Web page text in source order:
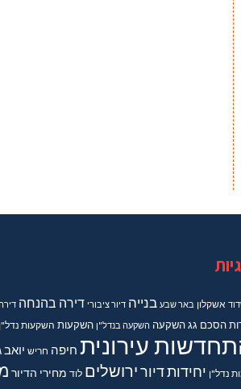
אשקלון באר שבע בנייה דיור ציבורי דירה בהנחה
הסכם גגהשקעה השקעה בנדל"ן השקעות השקעות נדל"ן
עירונית חיפה חריש יואב
נדל"ן יחידות דיורירושלים לוד מחירי הדיור